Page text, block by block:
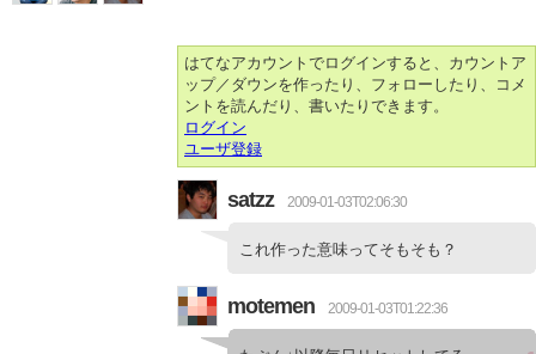
はてなアカウントでログインすると、カウントア
ップ／ダウンを作ったり、フォローしたり、コメ
ントを読んだり、書いたりできます。
ログイン
ユーザ登録
satzz 2009-01-03T02:06:30
これ作った意味ってそもそも？
motemen 2009-01-03T01:22:36